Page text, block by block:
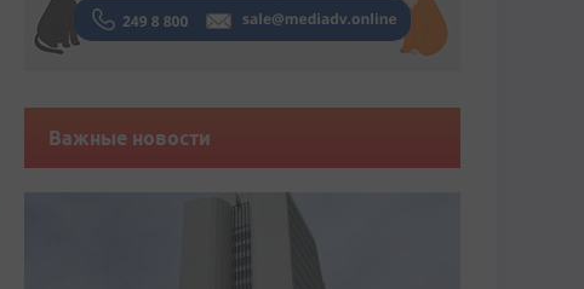
Важные новости